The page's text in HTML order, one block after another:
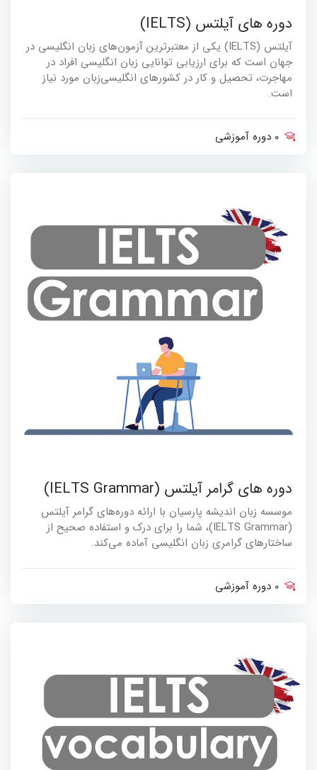
دوره های آیلتس (IELTS)
آیلتس (IELTS) یکی از معتبرترین آزمون‌های زبان انگلیسی در
جهان است که برای ارزیابی توانایی زبان انگلیسی افراد در
مهاجرت، تحصیل و کار در کشورهای انگلیسی‌زبان مورد نیاز
است.
0 دوره آموزشی
دوره های گرامر آیلتس (IELTS Grammar)
موسسه زبان اندیشه پارسیان با ارائه دوره‌های گرامر آیلتس
(IELTS Grammar)، شما را برای درک و استفاده صحیح از
ساختارهای گرامری زبان انگلیسی آماده می‌کند.
0 دوره آموزشی